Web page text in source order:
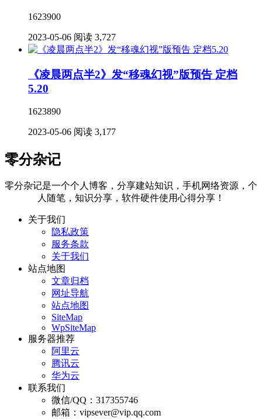
1623900
2023-05-06 阅读 3,727
《凌晨两点半2》发“移魂幻视”版预告 定档
5.20
1623890
2023-05-06 阅读 3,177
零分杂记
零分杂记是一个个人博客，分享建站知识，手机网络资源，个
人随笔，知识分享，软件硬件使用心得分享！
关于我们
隐私政策
服务条款
关于我们
站点地图
文章归档
网址导航
站点地图
SiteMap
WpSiteMap
服务器推荐
阿里云
腾讯云
华为云
联系我们
微信/QQ：317355746
邮箱：vipsever@vip.qq.com